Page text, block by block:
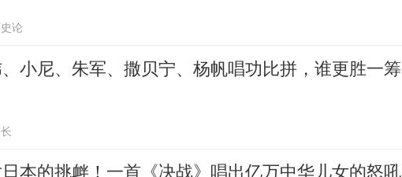
论
小尼、朱军、撒贝宁、杨帆唱功比拼，谁更胜一筹
本的挑衅！一首《决战》唱出亿万中华儿女的怒吼